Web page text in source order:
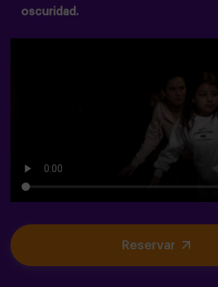
oscuridad.
Reservar